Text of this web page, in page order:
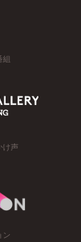
組
け声
ン